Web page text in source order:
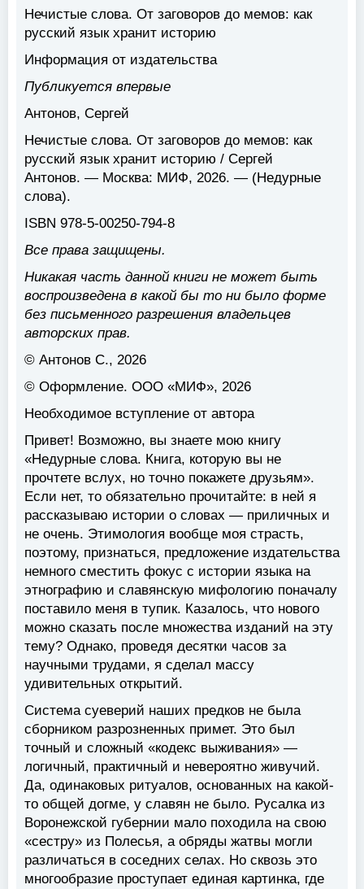
Нечистые слова. От заговоров до мемов: как
русский язык хранит историю
Информация от издательства
Публикуется впервые
Антонов, Сергей
Нечистые слова. От заговоров до мемов: как
русский язык хранит историю / Сергей
Антонов. — Москва: МИФ, 2026. — (Недурные
слова).
ISBN 978-5-00250-794-8
Все права защищены.
Никакая часть данной книги не может быть
воспроизведена в какой бы то ни было форме
без письменного разрешения владельцев
авторских прав.
© Антонов С., 2026
© Оформление. ООО «МИФ», 2026
Необходимое вступление от автора
Привет! Возможно, вы знаете мою книгу
«Недурные слова. Книга, которую вы не
прочтете вслух, но точно покажете друзьям».
Если нет, то обязательно прочитайте: в ней я
рассказываю истории о словах — приличных и
не очень. Этимология вообще моя страсть,
поэтому, признаться, предложение издательства
немного сместить фокус с истории языка на
этнографию и славянскую мифологию поначалу
поставило меня в тупик. Казалось, что нового
можно сказать после множества изданий на эту
тему? Однако, проведя десятки часов за
научными трудами, я сделал массу
удивительных открытий.
Система суеверий наших предков не была
сборником разрозненных примет. Это был
точный и сложный «кодекс выживания» —
логичный, практичный и невероятно живучий.
Да, одинаковых ритуалов, основанных на какой-
то общей догме, у славян не было. Русалка из
Воронежской губернии мало походила на свою
«сестру» из Полесья, а обряды жатвы могли
различаться в соседних селах. Но сквозь это
многообразие проступает единая картинка, где